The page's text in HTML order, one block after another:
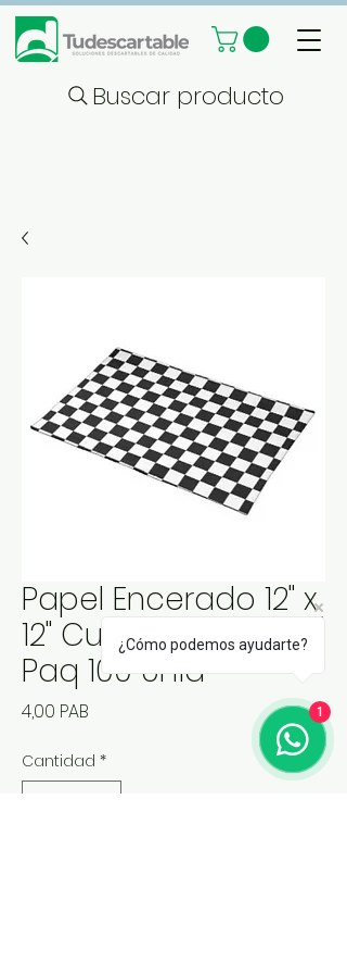
Buscar producto
Papel Encerado 12" x
12" Cuadros Negros /
Paq 100 Unid
4,00 PAB
Cantidad *
¿Cómo podemos ayudarte?
1